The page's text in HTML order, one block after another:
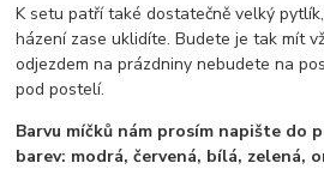
K setu patří také dostatečně velký
házení zase uklidíte. Budete je tak mít
odjezdem na prázdniny nebudete na
pod postelí.
Barvu míčků nám prosím napište do
barev: modrá, červená, bílá, zelená,